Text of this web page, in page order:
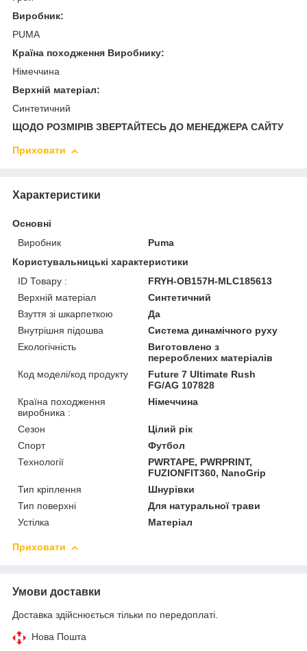
Виробник:
PUMA
Країна походження Виробнику:
Німеччина
Верхній матеріал:
Синтетичний
ЩОДО РОЗМІРІВ ЗВЕРТАЙТЕСЬ ДО МЕНЕДЖЕРА САЙТУ
Приховати
Характеристики
Основні
Виробник
Puma
Користувальницькі характеристики
ID Товару :
FRYH-OB157H-MLC185613
Верхній матеріал
Синтетичний
Взуття зі шкарпеткою
Да
Внутрішня підошва
Система динамічного руху
Екологічність
Виготовлено з
перероблених матеріалів
Код моделі/код продукту
Future 7 Ultimate Rush
FG/AG 107828
Країна походження
виробника :
Німеччина
Сезон
Цілий рік
Спорт
Футбол
Технології
PWRTAPE, PWRPRINT,
FUZIONFIT360, NanoGrip
Тип кріплення
Шнурівки
Тип поверхні
Для натуральної трави
Устілка
Матеріал
Приховати
Умови доставки
Доставка здійснюється тільки по передоплаті.
Нова Пошта